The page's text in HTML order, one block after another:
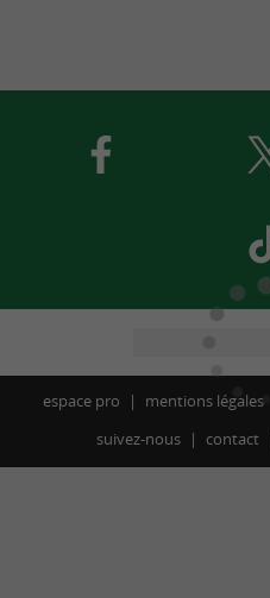
espace pro mentions légales
suivez-nous
contact